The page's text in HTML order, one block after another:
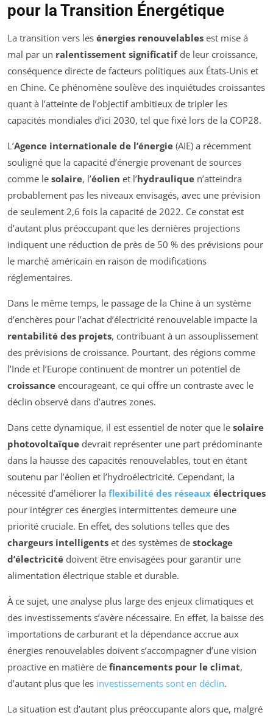
pour la Transition Énergétique
La transition vers les énergies renouvelables est mise à
mal par un ralentissement significatifde leur croissance,
conséquence directe de facteurs politiques aux États-Unis et
en Chine. Ce phénomène soulève des inquiétudes croissantes
quant à l’atteinte de l’objectif ambitieux de tripler les
capacités mondiales d’ici 2030, tel que fixé lors de la COP28.
L’Agence internationale de l’énergie (AIE) a récemment
souligné que la capacité d’énergie provenant de sources
comme le solaire, l’éolien et l’hydraulique n’atteindra
probablement pas les niveaux envisagés, avec une prévision
de seulement 2,6 fois la capacité de 2022. Ce constat est
d’autant plus préoccupant que les dernières projections
indiquent une réduction de près de 50 % des prévisions pour
le marché américain en raison de modifications
réglementaires.
Dans le même temps, le passage de la Chine à un système
d’enchères pour l’achat d’électricité renouvelable impacte la
rentabilité des projets, contribuant à un assouplissement
des prévisions de croissance. Pourtant, des régions comme
l’Inde et l’Europe continuent de montrer un potentiel de
croissance encourageant, ce qui offre un contraste avec le
déclin observé dans d’autres zones.
Dans cette dynamique, il est essentiel de noter que le solaire
photovoltaïque devrait représenter une part prédominante
dans la hausse des capacités renouvelables, tout en étant
soutenu par l’éolien et l’hydroélectricité. Cependant, la
nécessité d’améliorer la flexibilité des réseaux électriques
pour intégrer ces énergies intermittentes demeure une
priorité cruciale. En effet, des solutions telles que des
chargeurs intelligents et des systèmes de stockage
d’électricité doivent être envisagées pour garantir une
alimentation électrique stable et durable.
À ce sujet, une analyse plus large des enjeux climatiques et
des investissements s’avère nécessaire. En effet, la baisse des
importations de carburant et la dépendance accrue aux
énergies renouvelables doivent s’accompagner d’une vision
proactive en matière de financements pour le climat,
d’autant plus que les investissements sont en déclin.
La situation est d’autant plus préoccupante alors que, malgré